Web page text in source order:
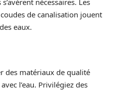
nécessaires. Les
de canalisation jouent
eaux.
des matériaux de qualité
l’eau. Privilégiez des